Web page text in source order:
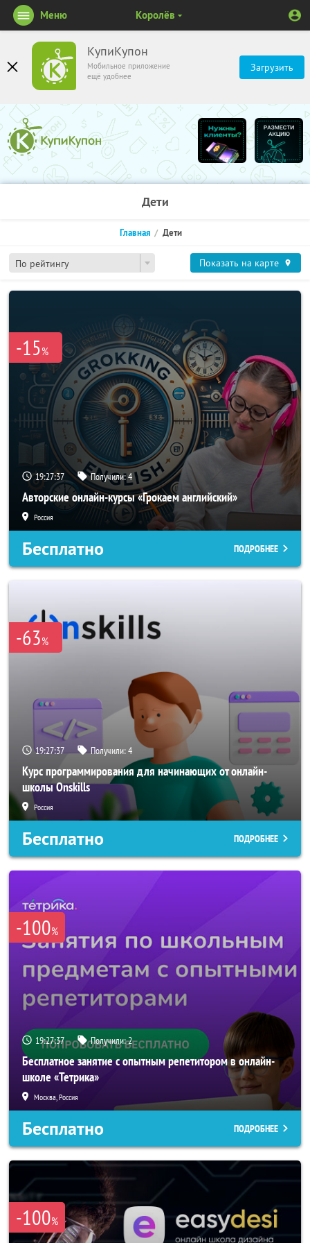
КупиКупон
Мобильное приложение
ещё удобнее
Загрузить
Меню Королёв
Дети
По рейтингу
Главная Дети
Показать на карте
-15%
19:27:37 Получили:4
Авторские онлайн-курсы «Грокаем английский»
Россия
Бесплатно ПОДРОБНЕЕ
-63%
19:27:37 Получили:4
Курс программирования для начинающих от онлайн-
школы Onskills
Россия
Бесплатно ПОДРОБНЕЕ
-100%
19:27:37 Получили:2
Бесплатное занятие с опытным репетитором в онлайн-
школе «Тетрика»
Москва, Россия
Бесплатно ПОДРОБНЕЕ
-100%